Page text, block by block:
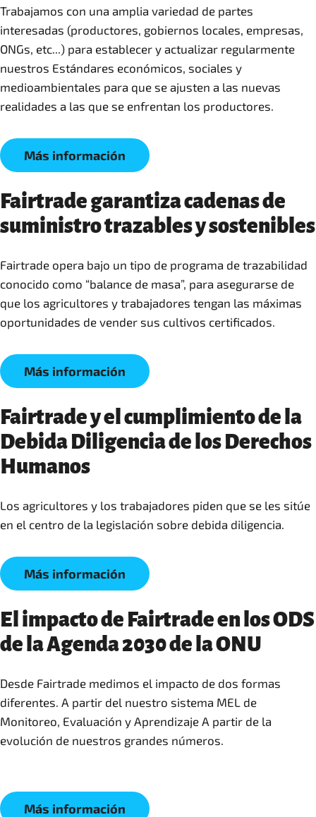
Trabajamos con una amplia variedad de partes
interesadas (productores, gobiernos locales, empresas,
ONGs, etc...) para establecer y actualizar regularmente
nuestros Estándares económicos, sociales y
medioambientales para que se ajusten a las nuevas
realidades a las que se enfrentan los productores.
Más información
Fairtrade garantiza cadenas de
suministro trazables y sostenibles
Fairtrade opera bajo un tipo de programa de trazabilidad
conocido como “balance de masa”, para asegurarse de
que los agricultores y trabajadores tengan las máximas
oportunidades de vender sus cultivos certificados.
Más información
Fairtrade y el cumplimiento de la
Debida Diligencia de los Derechos
Humanos
Los agricultores y los trabajadores piden que se les sitúe
Más información
El impacto de Fairtrade en los ODS
de la Agenda 2030 de la ONU
Desde Fairtrade medimos el impacto de dos formas
diferentes. A partir del nuestro sistema MEL de
Monitoreo, Evaluación y Aprendizaje A partir de la
evolución de nuestros grandes números.
Más información